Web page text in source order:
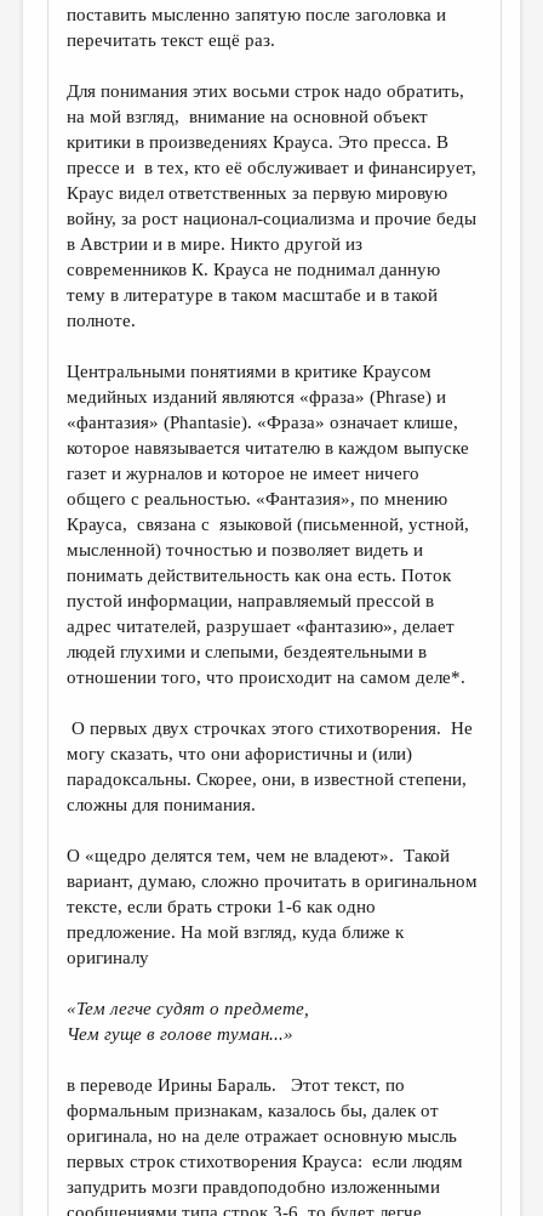
поставить мысленно запятую после заголовка и
перечитать текст ещё раз.
Для понимания этих восьми строк надо обратить,
на мой взгляд, внимание на основной объект
критики в произведениях Крауса. Это пресса. В
прессе и в тех, кто её обслуживает и финансирует,
Краус видел ответственных за первую мировую
войну, за рост национал-социализма и прочие беды
в Австрии и в мире. Никто другой из
современников К. Крауса не поднимал данную
тему в литературе в таком масштабе и в такой
полноте.
Центральными понятиями в критике Краусом
медийных изданий являются «фраза» (Phrase) и
«фантазия» (Phantasie). «Фраза» означает клише,
которое навязывается читателю в каждом выпуске
газет и журналов и которое не имеет ничего
общего с реальностью. «Фантазия», по мнению
Крауса, связана с языковой (письменной, устной,
мысленной) точностью и позволяет видеть и
понимать действительность как она есть. Поток
пустой информации, направляемый прессой в
адрес читателей, разрушает «фантазию», делает
людей глухими и слепыми, бездеятельными в
отношении того, что происходит на самом деле*.
О первых двух строчках этого стихотворения. Не
могу сказать, что они афористичны и (или)
парадоксальны. Скорее, они, в известной степени,
сложны для понимания.
О «щедро делятся тем, чем не владеют». Такой
вариант, думаю, сложно прочитать в оригинальном
тексте, если брать строки 1-6 как одно
предложение. На мой взгляд, куда ближе к
оригиналу
«Тем легче судят о предмете,
Чем гуще в голове туман...»
в переводе Ирины Бараль. Этот текст, по
формальным признакам, казалось бы, далек от
оригинала, но на деле отражает основную мысль
первых строк стихотворения Крауса: если людям
запудрить мозги правдоподобно изложенными